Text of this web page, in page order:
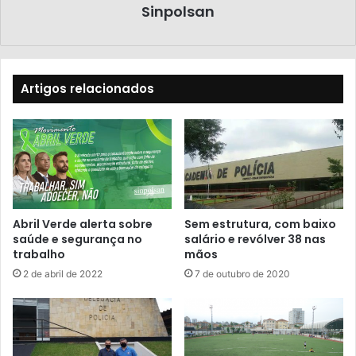
Sinpolsan
Artigos relacionados
Abril Verde alerta sobre
saúde e segurança no
trabalho
2 de abril de 2022
Sem estrutura, com baixo
salário e revólver 38 nas
mãos
7 de outubro de 2020